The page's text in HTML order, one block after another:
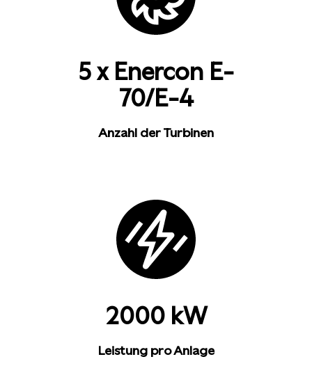
5 x Enercon E-
70/E-4
Anzahl der Turbinen
2000 kW
Leistung pro Anlage